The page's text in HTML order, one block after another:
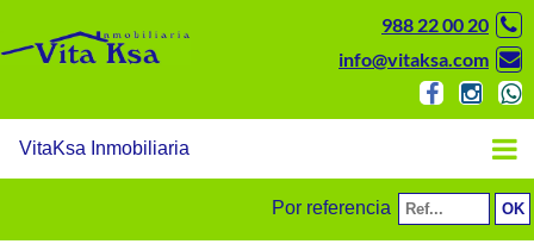
988 22 00 20
info@vitaksa.com
VitaKsa Inmobiliaria
Por referencia